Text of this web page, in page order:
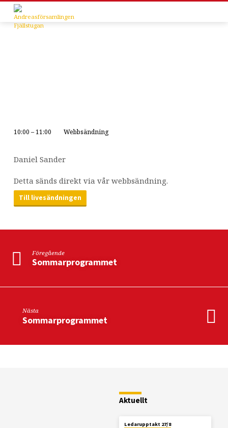
10:00 – 11:00 Webbsändning
Daniel Sander
Detta sänds direkt via vår webbsändning.
Till livesändningen
Föregående
Sommarprogrammet
Nästa
Sommarprogrammet
Aktuellt
Ledarupptakt 27/8